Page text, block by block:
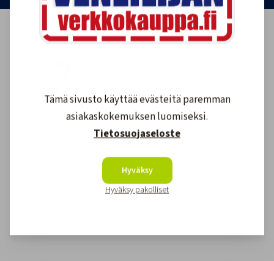
Asiakkaidemme kokemuksia
4.61608
Tämä sivusto käyttää evästeitä paremman
asiakaskokemuksen luomiseksi.
Tietosuojaseloste
Hyväksy
Hyväksy pakolliset